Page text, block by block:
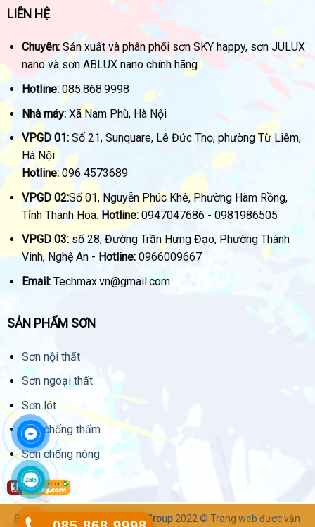
LIÊN HỆ
Chuyên:Sản xuất và phân phối sơn SKY happy, sơn JULUX
nano và sơn ABLUX nano chính hãng
Hotline:085.868.9998
Nhà máy:Xã Nam Phù, Hà Nội
VPGD 01:Số 21, Sunquare, Lê Đức Thọ, phường Từ Liêm,
Hà Nội.
Hotline:096 4573689
VPGD 02:Số 01, Nguyễn Phúc Khê, Phường Hàm Rồng,
Tỉnh Thanh Hoá.Hotline:0947047686 - 0981986505
VPGD 03:số 28, Đường Trần Hưng Đạo, Phường Thành
Vinh, Nghệ An - Hotline:0966009667
Email:Techmax.vn@gmail.com
SẢN PHẨM SƠN
Sơn nội thất
Sơn ngoại thất
Sơn lót
Sơn chống thấm
Sơn chống nóng
Bản quyền thuộc vềTechmax Group 2022 © Trang web được vận